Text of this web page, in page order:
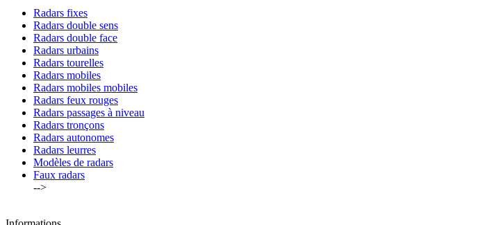
Radars fixes
Radars double sens
Radars double face
Radars urbains
Radars tourelles
Radars mobiles
Radars mobiles mobiles
Radars feux rouges
Radars passages à niveau
Radars tronçons
Radars autonomes
Radars leurres
Modèles de radars
Faux radars
-->